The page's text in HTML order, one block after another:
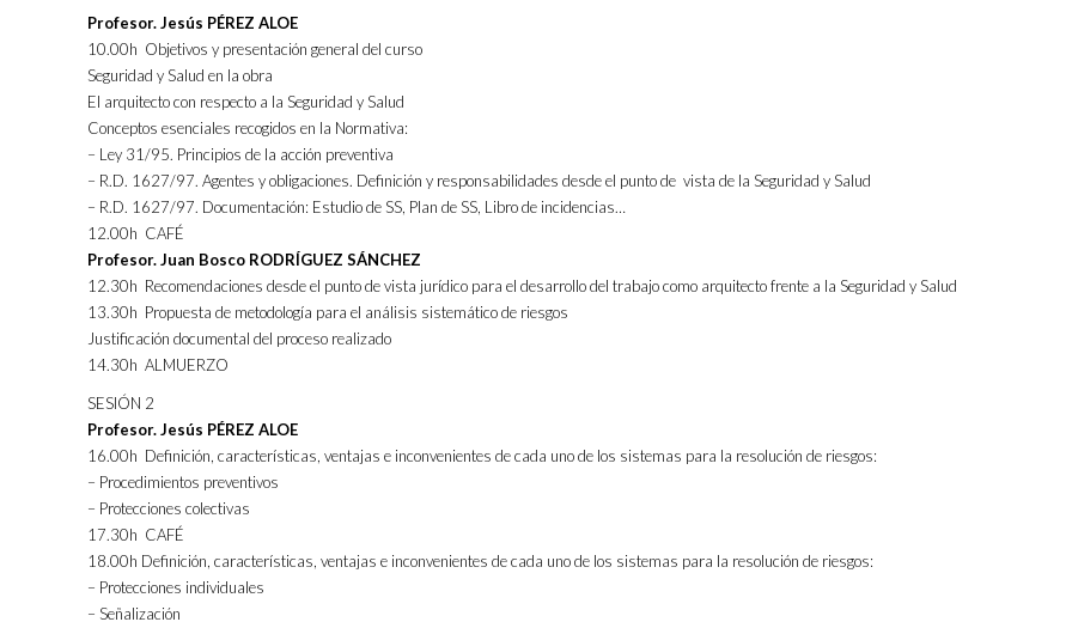
Profesor. Jesús PÉREZ ALOE
10.00h Objetivos y presentación general del curso
Seguridad y Salud en la obra
El arquitecto con respecto a la Seguridad y Salud
Conceptos esenciales recogidos en la Normativa:
– Ley 31/95. Principios de la acción preventiva
– R.D. 1627/97. Agentes y obligaciones. Definición y responsabilidades desde el punto de vista de la Seguridad y Salud
– R.D. 1627/97. Documentación: Estudio de SS, Plan de SS, Libro de incidencias…
12.00h CAFÉ
Profesor. Juan Bosco RODRÍGUEZ SÁNCHEZ
12.30h Recomendaciones desde el punto de vista jurídico para el desarrollo del trabajo como arquitecto frente a la Seguridad y Salud
13.30h Propuesta de metodología para el análisis sistemático de riesgos
Justificación documental del proceso realizado
14.30h ALMUERZO
SESIÓN 2
Profesor. Jesús PÉREZ ALOE
16.00h Definición, características, ventajas e inconvenientes de cada uno de los sistemas para la resolución de riesgos:
– Procedimientos preventivos
– Protecciones colectivas
17.30h CAFÉ
18.00h Definición, características, ventajas e inconvenientes de cada uno de los sistemas para la resolución de riesgos:
– Protecciones individuales
– Señalización